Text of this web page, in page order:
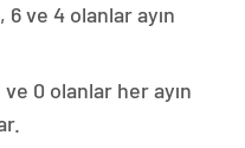
6 ve 4 olanlar ayın
0 olanlar her ayın